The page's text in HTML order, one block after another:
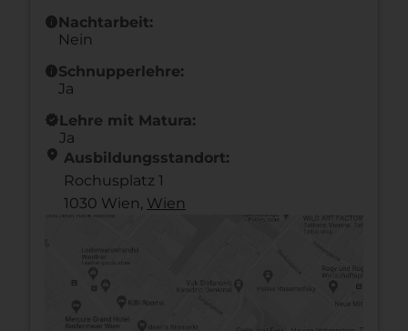
infoNachtarbeit:
Nein
infoSchnupperlehre:
Ja
new_releasesLehre mit Matura:
Ja
location_on Ausbildungsstandort:
Rochusplatz 1
1030 Wien, Wien